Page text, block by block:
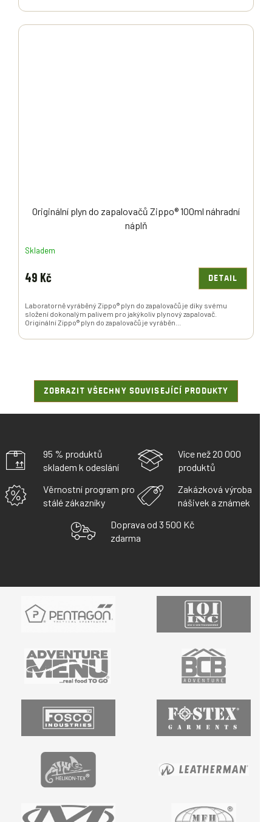
Originální plyn do zapalovačů Zippo® 100ml náhradní
náplň
Skladem
49 Kč DETAIL
Laboratorně vyráběný Zippo® plyn do zapalovačů je díky svému
složení dokonalým palivem pro jakýkoliv plynový zapalovač.
Originální Zippo® plyn do zapalovačů je vyráběn...
ZOBRAZIT VŠECHNY SOUVISEJÍCÍ PRODUKTY
95 % produktů
skladem k odeslání
Více než 20 000
produktů
Věrnostní program pro
stálé zákazníky
Zakázková výroba
nášivek a známek
Doprava od 3 500 Kč
zdarma